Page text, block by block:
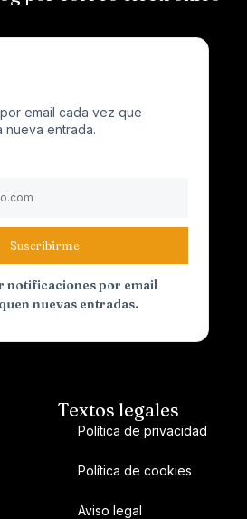
email cada vez que
nueva entrada.
Suscribirme
notificaciones por email
nuevas entradas.
Textos legales
Política de privacidad
Política de cookies
Aviso legal